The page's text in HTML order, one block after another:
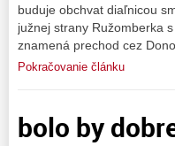
buduje obchvat diaľnicou
južnej strany Ružomberka
znamená prechod cez
Pokračovanie článku
bolo by